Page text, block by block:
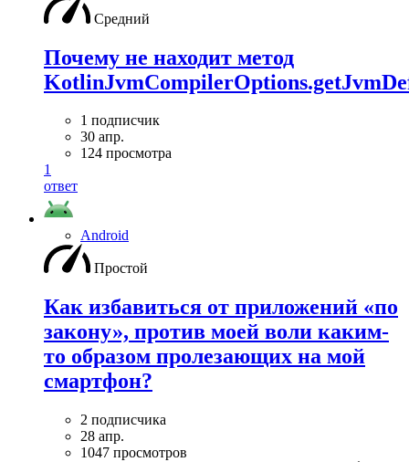
Средний
Почему не находит метод
1 подписчик
30 апр.
124 просмотра
1
ответ
Android
Простой
Как избавиться от приложений «по
закону», против моей воли каким-
то образом пролезающих на мой
смартфон?
2 подписчика
28 апр.
1047 просмотров